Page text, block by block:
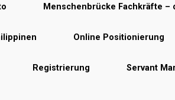
Menschenbrücke Fachkräfte –
Online Positionierung
Registrierung Servant